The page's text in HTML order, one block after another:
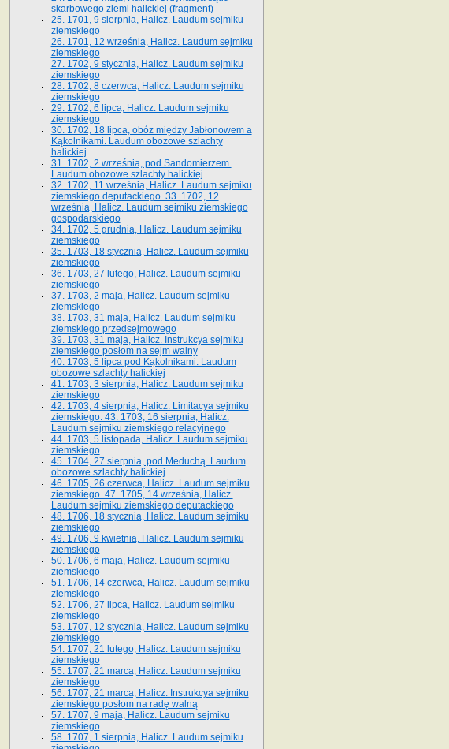
skarbowego ziemi halickiej (fragment)
25. 1701, 9 sierpnia, Halicz. Laudum sejmiku
ziemskiego
26. 1701, 12 września, Halicz. Laudum sejmiku
ziemskiego
27. 1702, 9 stycznia, Halicz. Laudum sejmiku
ziemskiego
28. 1702, 8 czerwca, Halicz. Laudum sejmiku
ziemskiego
29. 1702, 6 lipca, Halicz. Laudum sejmiku
ziemskiego
30. 1702, 18 lipca, obóz między Jabłonowem a
Kąkolnikami. Laudum obozowe szlachty
halickiej
31. 1702, 2 września, pod Sandomierzem.
Laudum obozowe szlachty halickiej
32. 1702, 11 września, Halicz. Laudum sejmiku
ziemskiego deputackiego. 33. 1702, 12
września, Halicz. Laudum sejmiku ziemskiego
gospodarskiego
34. 1702, 5 grudnia, Halicz. Laudum sejmiku
ziemskiego
35. 1703, 18 stycznia, Halicz. Laudum sejmiku
ziemskiego
36. 1703, 27 lutego, Halicz. Laudum sejmiku
ziemskiego
37. 1703, 2 maja, Halicz. Laudum sejmiku
ziemskiego
38. 1703, 31 maja, Halicz. Laudum sejmiku
ziemskiego przedsejmowego
39. 1703, 31 maja, Halicz. Instrukcya sejmiku
ziemskiego posłom na sejm walny
40. 1703, 5 lipca pod Kąkolnikami. Laudum
obozowe szlachty halickiej
41­. 1703, 3 sierpnia, Halicz. Laudum sejmiku
ziemskiego
42. 1703, 4 sierpnia, Halicz. Limitacya sejmiku
ziemskiego. 43. 1703, 16 sierpnia, Halicz.
Laudum sejmiku ziemskiego relacyjnego
44. 1703, 5 listopada, Halicz. Laudum sejmiku
ziemskiego
45. 1704, 27 sierpnia, pod Meduchą. Laudum
obozowe szlachty halickiej
46. 1705, 26 czerwca, Halicz. Laudum sejmiku
ziemskiego. 47. 1705, 14 września, Halicz.
Laudum sejmiku ziemskiego deputackiego
48. 1706, 18 stycznia, Halicz. Laudum sejmiku
ziemskiego
49. 1706, 9 kwietnia, Halicz. Laudum sejmiku
ziemskiego
50. 1706, 6 maja, Halicz. Laudum sejmiku
ziemskiego
51. 1706, 14 czerwca, Halicz. Laudum sejmiku
ziemskiego
52. 1706, 27 lipca, Halicz. Laudum sejmiku
ziemskiego
53. 1707, 12 stycznia, Halicz. Laudum sejmiku
ziemskiego
54. 1707, 21 lutego, Halicz. Laudum sejmiku
ziemskiego
55. 1707, 21 marca, Halicz. Laudum sejmiku
ziemskiego
56. 1707, 21 marca, Halicz. Instrukcya sejmiku
ziemskiego posłom na radę walną
57. 1707, 9 maja, Halicz. Laudum sejmiku
ziemskiego
58. 1707, 1 sierpnia, Halicz. Laudum sejmiku